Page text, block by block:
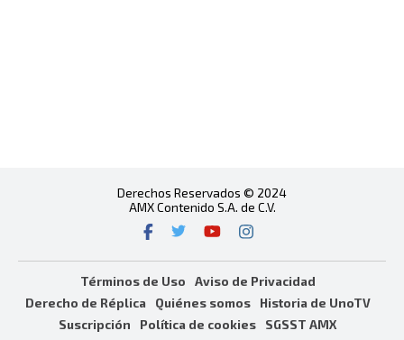
Derechos Reservados © 2024
AMX Contenido S.A. de C.V.
Términos de Uso
Aviso de Privacidad
Derecho de Réplica
Quiénes somos
Historia de UnoTV
Suscripción
Política de cookies SGSST AMX